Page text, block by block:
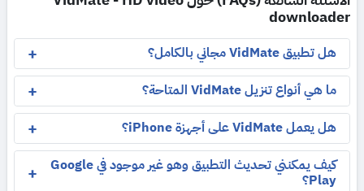
downloader
هل تطبيق VidMate مجاني بالكامل؟
ما هي أنواع تنزيل VidMate المتاحة؟
هل يعمل VidMate على أجهزة iPhone؟
كيف يمكنني تحديث التطبيق وهو غير موجود في Google
Play؟